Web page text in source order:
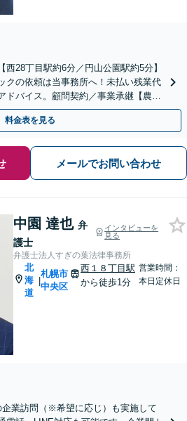
28丁目駅約6分／円山公園駅約5分】
クの依頼は当事務所へ！未払い残業代
ドバイス。顧問契約／事業承継【農業
料金表を見る
メールでお問い合わせ
中園 達也 弁
護士
インタビューを
見る
弁護士法人すぎの葉法律事務所
北
海
道
|
札幌市
中央区
西１８丁目駅
から徒歩1分
営業時間：
本日定休日
企業訪問（※希望に応じ）も実施して